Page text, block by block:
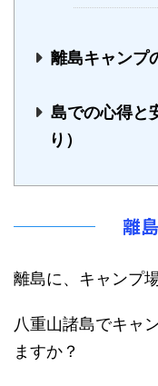
離島キャンプ
島での心得と
り）
離
離島に、キャンプ
八重山諸島でキャ
ますか？